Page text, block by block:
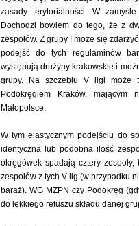
zasady terytorialności. W
Dochodzi bowiem do tego, że z
zespołów. Z grupy I może się
podejść do tych regulaminów
występują drużyny krakowskie i
grupy. Na szczeblu V ligi może
Podokręgiem Kraków, mającym
Małopolsce.
W tym elastycznym podejściu do
identyczna lub podobna ilość
okręgówek spadają cztery
zespołów z tych V lig (w przypadku
baraż). WG MZPN czy Podokręg
do lekkiego retuszu składu danej